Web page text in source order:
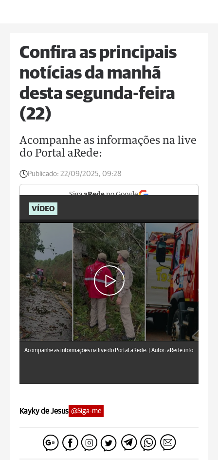
Confira as principais
notícias da manhã
desta segunda-feira
(22)
Acompanhe as informações na live
do Portal aRede:
Publicado: 22/09/2025, 09:28
SigaaRedeno Google
VÍDEO
Acompanhe as informações na live do Portal aRede: | Autor: aRede.info
Kayky de Jesus @Siga-me